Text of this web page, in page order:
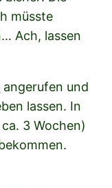
müsste
Ach, lassen
angerufen und
lassen. In
3 Wochen)